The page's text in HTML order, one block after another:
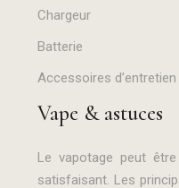
Chargeur
Batterie
Accessoires d’entretien
Vape & astuces
Le vapotage peut
satisfaisant. Les